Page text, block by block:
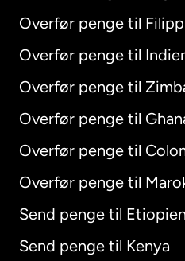
Overfør penge til
Overfør penge til
Overfør penge til
Overfør penge til
Overfør penge til
Overfør penge til
Send penge til Etiopien
Send penge til Kenya